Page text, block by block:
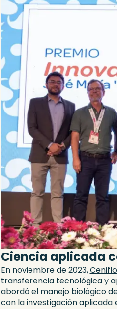
Ciencia aplicada
En noviembre de 2023,
transferencia tecnológica y
abordó el manejo biológico
con la investigación aplicada